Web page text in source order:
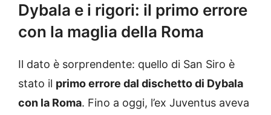
Dybala e i rigori: il primo errore
con la maglia della Roma
Il dato è sorprendente: quello di San Siro è
stato il primo errore dal dischetto di Dybala
con la Roma. Fino a oggi, l’ex Juventus aveva